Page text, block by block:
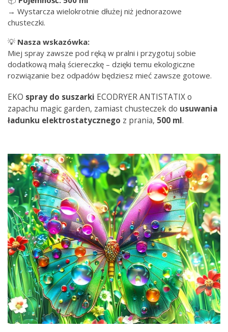
→ Wystarcza wielokrotnie dłużej niż jednorazowe
chusteczki.
💡 Nasza wskazówka:
Miej spray zawsze pod ręką w pralni i przygotuj sobie
dodatkową małą ściereczkę – dzięki temu ekologiczne
rozwiązanie bez odpadów będziesz mieć zawsze gotowe.
EKO spray do suszarki ECODRYER ANTISTATIX o
zapachu magic garden, zamiast chusteczek do usuwania
ładunku elektrostatycznego z prania, 500 ml.